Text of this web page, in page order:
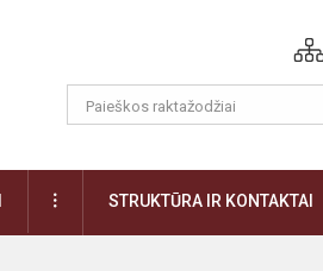
DAUGIAUSTRUKTŪRA IR KONTAKTAI